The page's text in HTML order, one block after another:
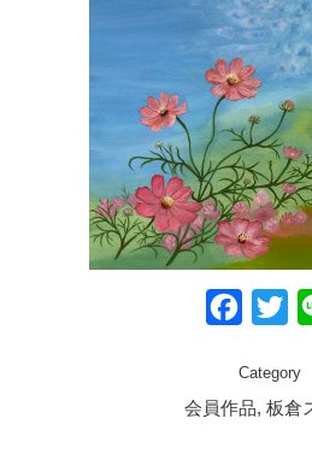
Category
会員作品, 板倉